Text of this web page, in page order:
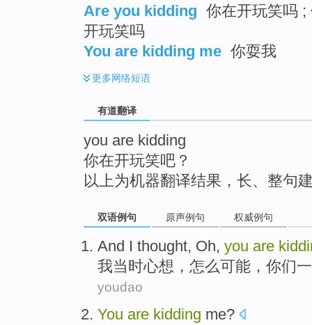
Are you kidding 你在开玩笑吗 ;
开玩笑吗
You are kidding me 你耍我
更多网络短语
有道翻译
you are kidding
你在开玩笑吧？
以上为机器翻译结果，长、整句
双语例句 原声例句 权威例句
And I thought, Oh, you are
我当时心想 ，怎么可能， 你们
youdao
You are kidding me?